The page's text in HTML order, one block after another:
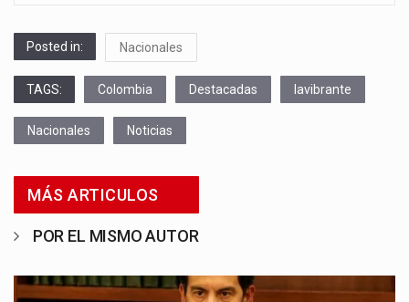
Posted in: Nacionales
TAGS: Colombia Destacadas lavibrante
Nacionales Noticias
MÁS ARTICULOS
POR EL MISMO AUTOR